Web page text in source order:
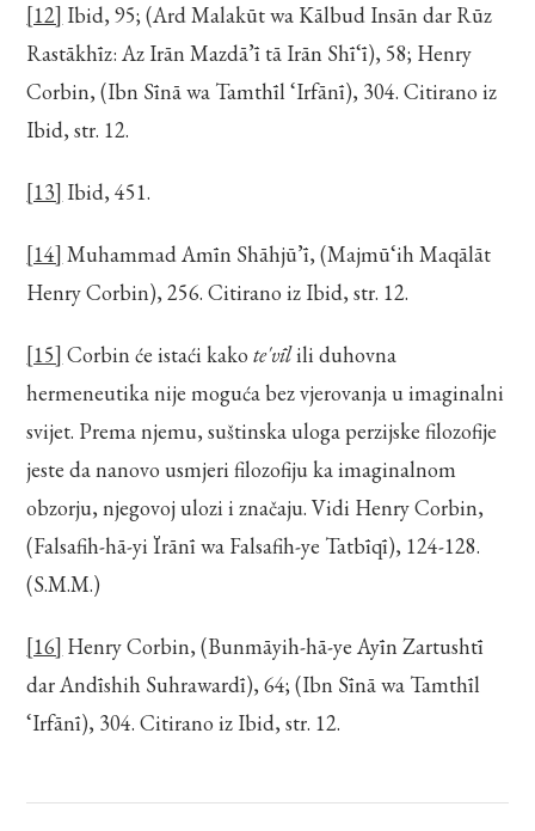
[12] Ibid, 95; (Ard Malakūt wa Kālbud Insān dar Rūz
Rastākhīz: Az Irān Mazdā’ī tā Irān Shī‘ī), 58; Henry
Corbin, (Ibn Sīnā wa Tamthīl ‘Irfānī), 304. Citirano iz
Ibid, str. 12.
[13] Ibid, 451.
[14] Muhammad Amīn Shāhjū’ī, (Majmū‘ih Maqālāt
Henry Corbin), 256. Citirano iz Ibid, str. 12.
[15] Corbin će istaći kakote'vīlili duhovna
hermeneutika nije moguća bez vjerovanja u imaginalni
svijet. Prema njemu, suštinska uloga perzijske filozofije
jeste da nanovo usmjeri filozofiju ka imaginalnom
obzorju, njegovoj ulozi i značaju. Vidi Henry Corbin,
(Falsafih-hā-yi Ïrānī wa Falsafih-ye Tatbīqī), 124-128.
(S.M.M.)
[16] Henry Corbin, (Bunmāyih-hā-ye Ayīn Zartushtī
dar Andīshih Suhrawardī), 64; (Ibn Sīnā wa Tamthīl
‘Irfānī), 304. Citirano iz Ibid, str. 12.